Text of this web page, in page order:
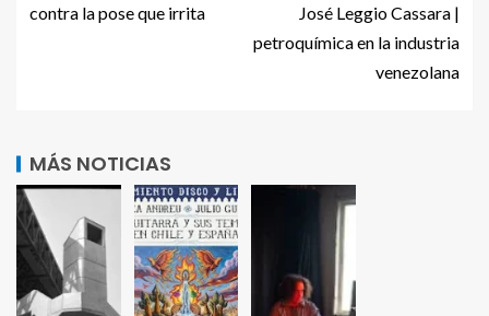
contra la pose que irrita
José Leggio Cassara |
petroquímica en la industria
venezolana
MÁS NOTICIAS